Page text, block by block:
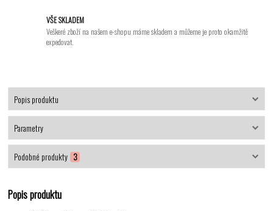
VŠE SKLADEM
Veškeré zboží na našem e-shopu máme skladem a můžeme je proto okamžitě
expedovat.
Popis produktu
Parametry
Podobné produkty 3
Popis produktu